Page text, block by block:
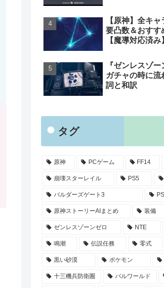
【原神】全キ
要凸数＆おすす
【魔導対応済み
『ゼンレスゾ
ガチャの時に流
詞と和訳
タグ
原神 PCゲーム FF14
崩壊スターレイル PS5
バルダーズゲート3
原神ストーリーAIまとめ 装備
ゼンレスゾーンゼロ NTE
鳴潮 伝説任務 零式
黒い砂漠 ポケモン
十三機兵防衛圏 パルワールド